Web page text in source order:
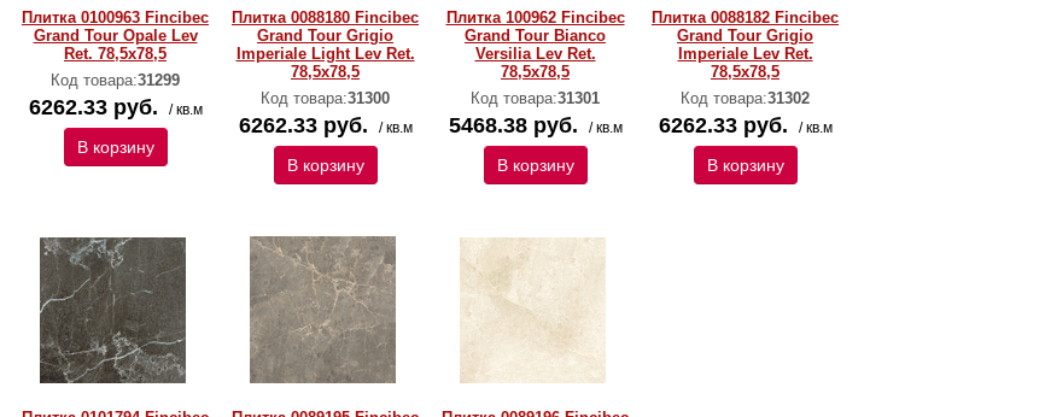
Плитка 0100963 Fincibec
Grand Tour Opale Lev
Ret. 78,5x78,5
Код товара:31299
6262.33 руб. / кв.м
В корзину
Плитка 0088180 Fincibec
Grand Tour Grigio
Imperiale Light Lev Ret.
78,5x78,5
Код товара:31300
6262.33 руб. / кв.м
В корзину
Плитка 100962 Fincibec
Grand Tour Bianco
Versilia Lev Ret.
78,5x78,5
Код товара:31301
5468.38 руб. / кв.м
В корзину
Плитка 0088182 Fincibec
Grand Tour Grigio
Imperiale Lev Ret.
78,5x78,5
Код товара:31302
6262.33 руб. / кв.м
В корзину